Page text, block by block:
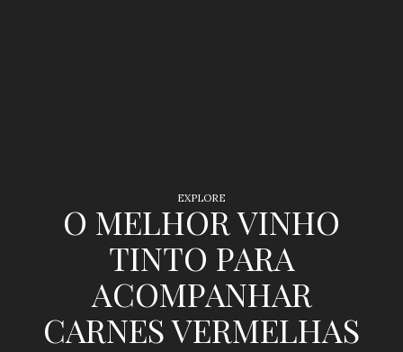
EXPLORE
O MELHOR VINHO
TINTO PARA
ACOMPANHAR
CARNES VERMELHAS